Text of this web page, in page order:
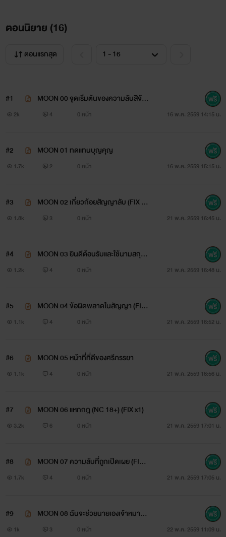
เป็นอะไรที่ไรท์อยากจะขอร้องทุกคน T^T
MAD DOG
ตอนนิยาย (16)
ตอนแรกสุด
#1
MOON 00 จุดเริ่มต้นของความลับสีจัน
ทร์
2k 4 0 หน้า 16 พ.ค. 2559 14:15 น.
#2 MOON 01 ทดแทนบุญคุญ
1.7k 2 0 หน้า 16 พ.ค. 2559 15:15 น.
#3
MOON 02 เกี่ยวก้อยสัญญาลับ (FIX x
1)
1.8k 3 0 หน้า 21 พ.ค. 2559 16:45 น.
#4
MOON 03 ยินดีต้อนรับและใช้นามสกุลเ
ดียวกัน (FIX x2)
1.2k 4 0 หน้า 21 พ.ค. 2559 16:48 น.
#5
MOON 04 ข้อผิดพลาดในสัญญา (FIX
x1)
1.1k 4 0 หน้า 21 พ.ค. 2559 16:52 น.
#6 MOON 05 หน้าที่ที่ดีของศรีภรรยา
1.1k 4 0 หน้า 21 พ.ค. 2559 16:56 น.
#7 MOON 06 แหกกฎ (NC 18+) (FIX x1)
3.2k 6 0 หน้า 21 พ.ค. 2559 17:01 น.
#8
MOON 07 ความลับที่ถูกเปิดเผย (FIX x
1)
1.7k 4 0 หน้า 21 พ.ค. 2559 17:05 น.
#9
MOON 08 ฉันจะช่วยนายเองเจ้าหมาน้อ
ยผู้น่าสงสาร
1k 3 0 หน้า 22 พ.ค. 2559 11:09 น.